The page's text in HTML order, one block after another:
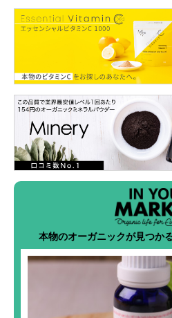
本物のオーガニックが見つか